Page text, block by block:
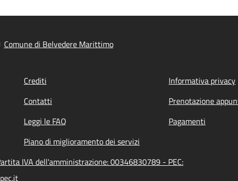
Comune di Belvedere Marittimo
Crediti Informativa privacy
Contatti Prenotazione
Leggi le FAQ Pagamenti
Piano di miglioramento dei servizi
IVA dell'amministrazione: 00346830789 - PEC: